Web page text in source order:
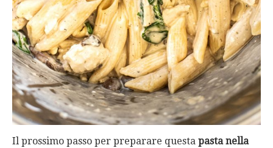
Il prossimo passo per preparare questa pasta nella